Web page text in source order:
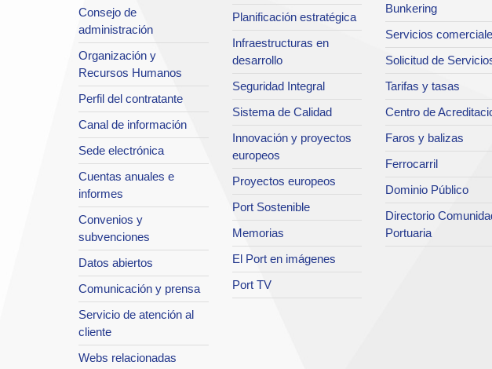
Consejo de
administración
Organización y
Recursos Humanos
Perfil del contratante
Canal de información
Sede electrónica
Cuentas anuales e
informes
Convenios y
subvenciones
Datos abiertos
Comunicación y prensa
Servicio de atención al
cliente
Webs relacionadas
Planificación estratégica
Infraestructuras en
desarrollo
Seguridad Integral
Sistema de Calidad
Innovación y proyectos
europeos
Proyectos europeos
Port Sostenible
Memorias
El Port en imágenes
Port TV
Bunkering
Servicios
Solicitud de
Tarifas y tasas
Centro de
Faros y balizas
Ferrocarril
Dominio Público
Directorio
Portuaria